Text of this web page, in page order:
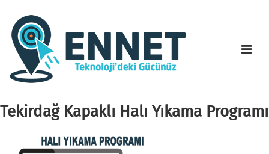
Tekirdağ Kapaklı Halı Yıkama Programı